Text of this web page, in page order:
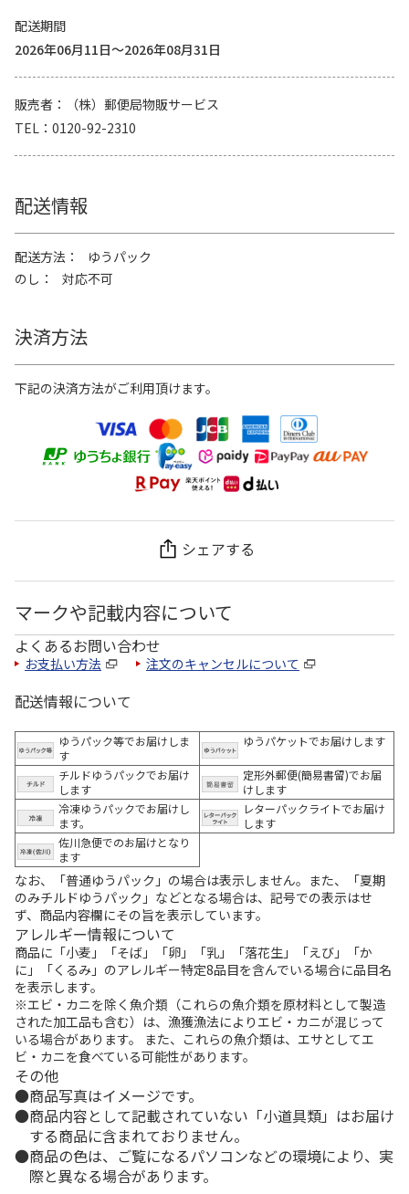
配送期間
2026年06月11日～2026年08月31日
販売者
（株）郵便局物販サービス
TEL
0120-92-2310
配送情報
配送方法
ゆうパック
のし
対応不可
決済方法
下記の決済方法がご利用頂けます。
シェアする
マークや記載内容について
よくあるお問い合わせ
お支払い方法 注文のキャンセルについて
配送情報について
ゆうパック等でお届けしま
す
ゆうパケットでお届けします
チルドゆうパックでお届け
します
定形外郵便(簡易書留)でお届
けします
冷凍ゆうパックでお届けし
ます。
レターパックライトでお届け
します
佐川急便でのお届けとなり
ます
なお、「普通ゆうパック」の場合は表示しません。また、「夏期
のみチルドゆうパック」などとなる場合は、記号での表示はせ
ず、商品内容欄にその旨を表示しています。
アレルギー情報について
商品に「小麦」「そば」「卵」「乳」「落花生」「えび」「か
に」「くるみ」のアレルギー特定8品目を含んでいる場合に品目名
を表示します。
※エビ・カニを除く魚介類（これらの魚介類を原材料として製造
された加工品も含む）は、漁獲漁法によりエビ・カニが混じって
いる場合があります。 また、これらの魚介類は、エサとしてエ
ビ・カニを食べている可能性があります。
その他
商品写真はイメージです。
商品内容として記載されていない「小道具類」はお届け
する商品に含まれておりません。
商品の色は、ご覧になるパソコンなどの環境により、実
際と異なる場合があります。